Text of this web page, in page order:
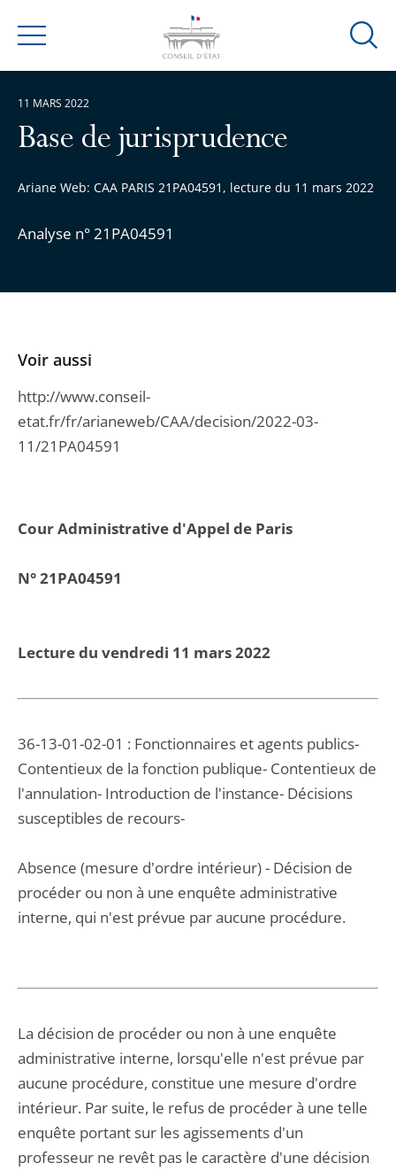
Menu
Ouvrir
Base de jurisprudence
Ariane Web: CAA PARIS 21PA04591, lecture du 11 mars 2022
Analyse n° 21PA04591
11 MARS 2022
Cour Administrative d'Appel de Paris
N° 21PA04591
Lecture du vendredi 11 mars 2022
36-13-01-02-01 : Fonctionnaires et agents publics-
Contentieux de la fonction publique- Contentieux de
l'annulation- Introduction de l'instance- Décisions
susceptibles de recours-
Absence (mesure d'ordre intérieur) - Décision de
procéder ou non à une enquête administrative
interne, qui n'est prévue par aucune procédure.
La décision de procéder ou non à une enquête
administrative interne, lorsqu'elle n'est prévue par
aucune procédure, constitue une mesure d'ordre
intérieur. Par suite, le refus de procéder à une telle
enquête portant sur les agissements d'un
professeur ne revêt pas le caractère d'une décision
Voir aussi
http://www.conseil-
etat.fr/fr/arianeweb/CAA/decision/2022-03-
11/21PA04591